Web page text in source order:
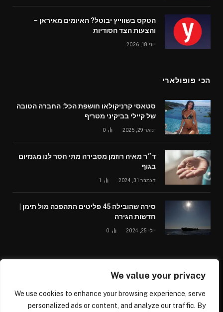
We value your privacy
We use cookies to enhance your browsing experience, serve
personalized ads or content, and analyze our traffic. By
הטקס בשווייץ יבוטל? האיומים מאיראן –
והצעות הצד הסודיות
יוני 18, 2026
הכי פופולארי
סטאסי קרניקולאו חושפת הכל: החברה הטובה
של קיילי בביקיני מטריף
ינואר 29, 2025 0
ד״ר מאיה רוזמן מסבירה מתי חסר לנו מגנזיום
בגוף
דצמבר 31, 2024 1
סירה שהובילה 45 פליטים התהפכה מול תימן |
חדשות הגירה
יולי 25, 2024 0
עלינו צור קשר